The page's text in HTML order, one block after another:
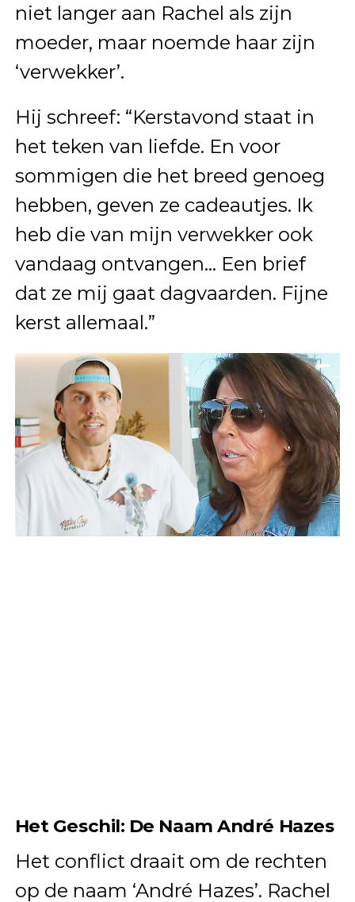
niet langer aan Rachel als zijn
moeder, maar noemde haar zijn
‘verwekker’.
Hij schreef: “Kerstavond staat in
het teken van liefde. En voor
sommigen die het breed genoeg
hebben, geven ze cadeautjes. Ik
heb die van mijn verwekker ook
vandaag ontvangen… Een brief
dat ze mij gaat dagvaarden. Fijne
kerst allemaal.”
Het Geschil: De Naam André Hazes
Het conflict draait om de rechten
op de naam ‘André Hazes’. Rachel